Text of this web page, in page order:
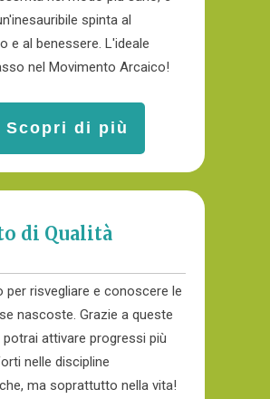
spinta al
e al benessere. L'ideale
nel Movimento Arcaico!
Scopri di più
di Qualità
per risvegliare e conoscere le
nascoste. Grazie a queste
attivare progressi più
nelle discipline
ma soprattutto nella vita!